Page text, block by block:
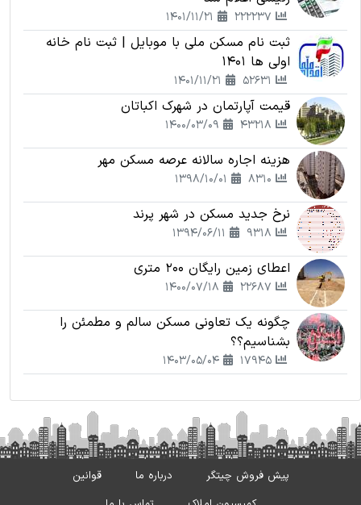
ثبت نام مسکن ملی با موبایل | ثبت نام خانه
اولی ها 1401
قیمت آپارتمان در شهرک اکباتان
هزینه اجاره سالانه عرصه مسکن مهر
نرخ جدید مسکن در شهر پرند
اعطای زمین رایگان 200 متری
چگونه یک تعاونی مسکن سالم و مطمئن را
بشناسیم؟؟
پیش فروش چیتگر درباره ما
قوانین